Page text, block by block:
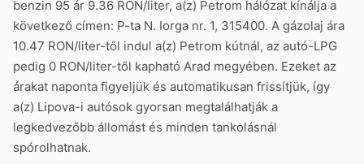
benzin 95 ár 9.36 RON/liter, a(z) Petrom hálózat kínálja a
következő címen: P-ta N. Iorga nr. 1, 315400. A gázolaj ára
10.47 RON/liter-től indul a(z) Petrom kútnál, az autó-LPG
pedig 0 RON/liter-től kapható Arad megyében. Ezeket az
árakat naponta figyeljük és automatikusan frissítjük, így
a(z) Lipova-i autósok gyorsan megtalálhatják a
legkedvezőbb állomást és minden tankolásnál
spórolhatnak.